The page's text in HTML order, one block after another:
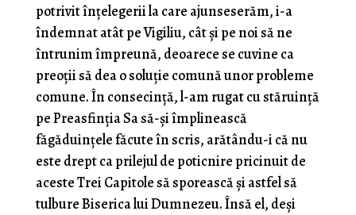
potrivit înțelegerii la care ajunseserăm, i-a
îndemnat atât pe Vigiliu, cât și pe noi să ne
întrunim împreună, deoarece se cuvine ca
preoții să dea o soluție comună unor probleme
comune. În consecință, l-am rugat cu stăruință
pe Preasfinția Sa să-și împlinească
făgăduințele făcute în scris, arătându-i că nu
este drept ca prilejul de poticnire pricinuit de
aceste Trei Capitole să sporească și astfel să
tulbure Biserica lui Dumnezeu. Însă el, deși